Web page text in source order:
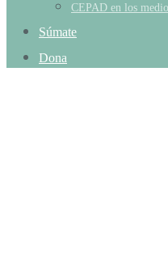
CEPAD en los
Súmate
Dona